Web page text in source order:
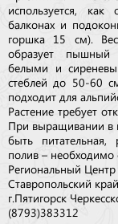
используется,
балконах и
горшка 15 см).
образует пышный
белыми и
стеблей до 50-60
подходит для
Растение требует
При выращивании в
быть питательная,
полив – необходимо
Региональный
Ставропольский край
г.Пятигорск
(8793)383312